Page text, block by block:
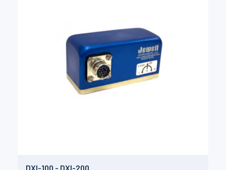
DXI-100 - DXI-200